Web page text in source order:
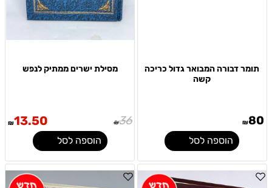
תומר דבורה המבואר גדול כריכה
קשה
₪80
הוספה לסל
מסילת ישרים ממתיק לנפש
₪36
₪13.50
הוספה לסל